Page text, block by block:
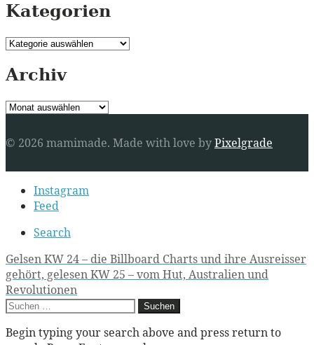
Kategorien
Kategorien
Archiv
Archiv
© 2026 mamimade. Made with love byPixelgrade
Secondary
navigationInstagram
Feed
Search
Post
navigation
Gelsen KW 24 – die Billboard Charts und ihre Ausreisser
gehört, gelesen KW 25 – vom Hut, Australien und
Revolutionen
Suchen
Begin typing your search above and press return to